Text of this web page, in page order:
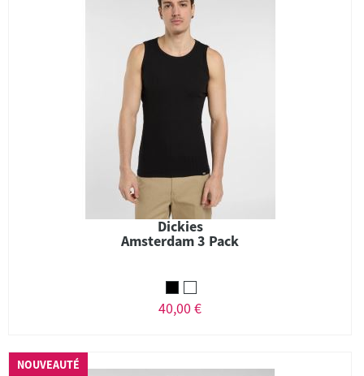
Dickies
Amsterdam 3 Pack
40,00 €
NOUVEAUTÉ